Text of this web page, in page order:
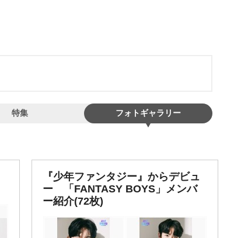
特集 フォトギャラリー
『少年ファンタジー』からデビュ
ー 「FANTASY BOYS」メンバ
ー紹介(72枚)